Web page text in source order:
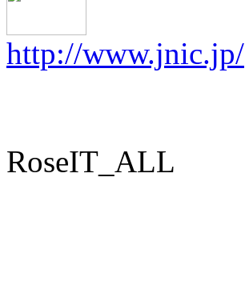
http://www.jnic.jp/
RoseIT_ALL